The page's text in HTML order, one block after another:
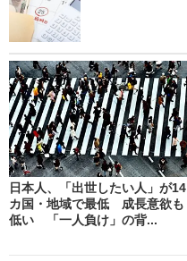
日本人、「出世したい人」が14
カ国・地域で最低 成長意欲も
低い 「一人負け」の背...